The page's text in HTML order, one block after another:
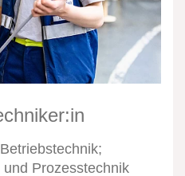
Prozesstechnik